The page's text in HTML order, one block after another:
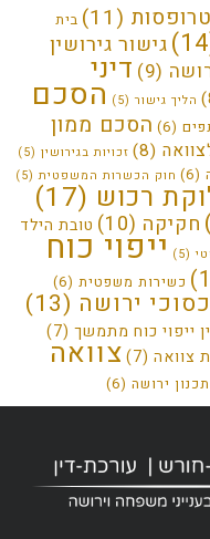
(11)
בית
גישור גירושין
(9) דיני
הליך גישור (5) הסכם
(6) הסכם ממון
(8) זכויות בגירושין(5)
חוק הכשרות המשפטית (5)
רכוש(17)
(10)
טובת הילד
(5) ייפוי כוח
כשירות משפטית(6)
ירושה(13)
ייפוי כוח מתמשך(7)
(7) צוואה
ירושה(6)